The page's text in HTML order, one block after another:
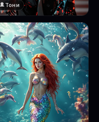
Тони